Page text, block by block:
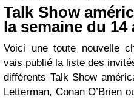
Talk Show
la semaine du
Voici une toute nouvelle
vais publié la liste des
différents Talk Show
Letterman, Conan O’Brien